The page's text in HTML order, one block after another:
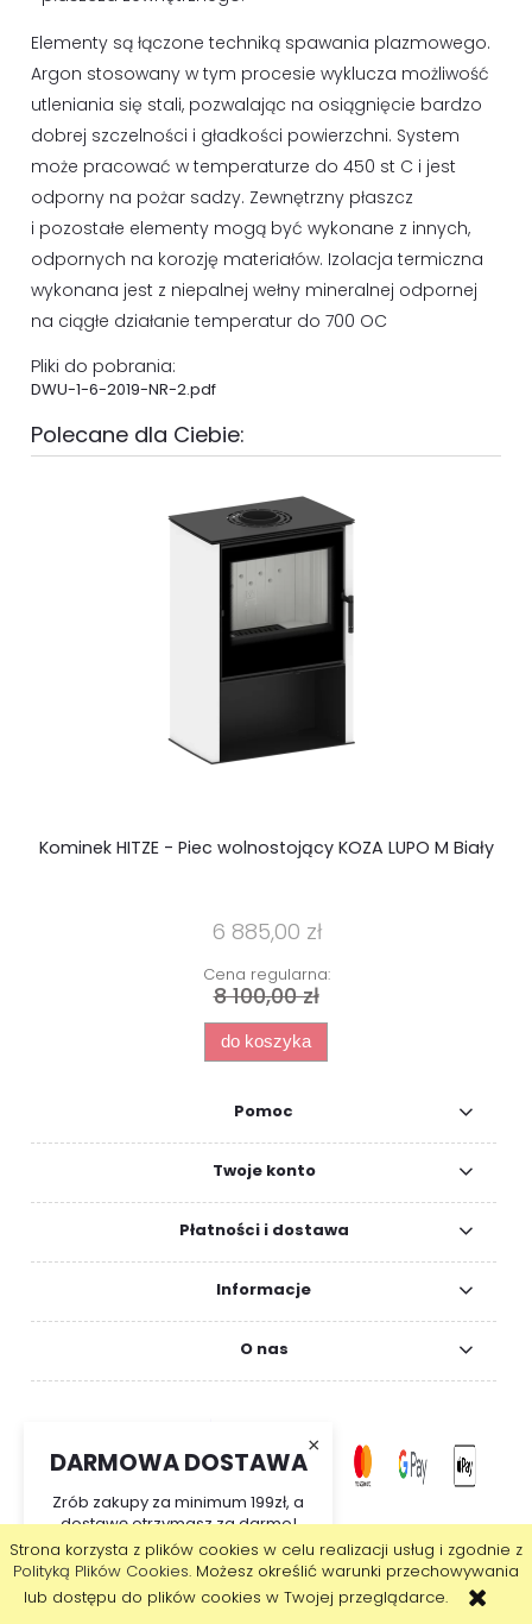
Strona korzysta z plików cookies w celu realizacji usług i zgodnie z
Polityką Plików Cookies. Możesz określić warunki przechowywania
lub dostępu do plików cookies w Twojej przeglądarce.
Elementy są łączone techniką spawania plazmowego.
Argon stosowany w tym procesie wyklucza możliwość
utleniania się stali, pozwalając na osiągnięcie bardzo
dobrej szczelności i gładkości powierzchni. System
może pracować w temperaturze do 450 st C i jest
odporny na pożar sadzy. Zewnętrzny płaszcz
i pozostałe elementy mogą być wykonane z innych,
odpornych na korozję materiałów. Izolacja termiczna
wykonana jest z niepalnej wełny mineralnej odpornej
na ciągłe działanie temperatur do 700 OC
Pliki do pobrania:
DWU-1-6-2019-NR-2.pdf
Polecane dla Ciebie:
Kominek HITZE - Piec wolnostojący KOZA LUPO M Biały
6 885,00 zł
Cena regularna:
8 100,00 zł
do koszyka
×
DARMOWA DOSTAWA
Zrób zakupy za minimum 199zł, a
dostawę otrzymasz za darmo!
Pomoc
Twoje konto
Płatności i dostawa
Informacje
O nas
pokaż pełną wersję strony
Sklep internetowy Shoper.pl